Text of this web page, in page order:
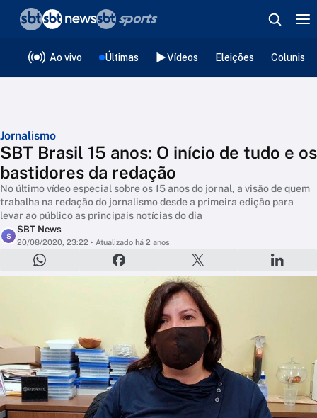
Ao vivo Últimas Vídeos Eleições
Jornalismo
SBT Brasil 15 anos: O início de tudo e os
bastidores da redação
No último vídeo especial sobre os 15 anos do jornal, a visão de quem
trabalha na redação do jornalismo desde a primeira edição para
levar ao público as principais notícias do dia
S
SBT News
20/08/2020, 23:22 • Atualizado há 2 anos
❮voltar
Editorias